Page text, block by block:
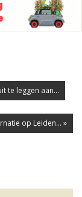
te leggen aan...
op Leiden... »